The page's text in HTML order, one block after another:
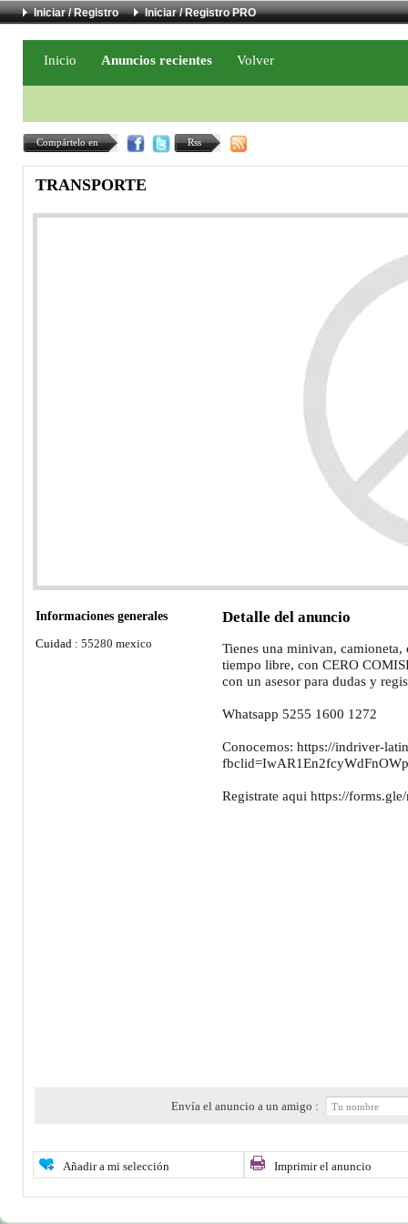
Iniciar / Registro Iniciar / Registro PRO
Inicio Anuncios recientes Volver
Compártelo en Rss
TRANSPORTE
Informaciones generales
Cuidad : 55280 mexico
Detalle del anuncio
Tienes una minivan,
tiempo libre, con CERO
con un asesor para dudas y
Whatsapp 5255 1600 1272
Conocemos: https://indriver-
Registrate aqui https://
Envía el anuncio a un amigo :
Añadir a mi selección Imprimir el anuncio